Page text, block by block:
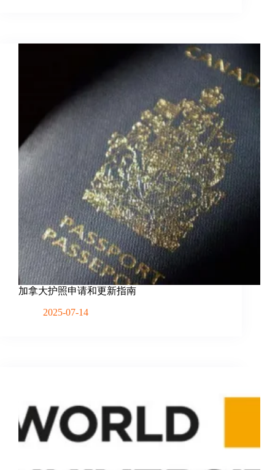
加拿大护照申请和更新指南
2025-07-14